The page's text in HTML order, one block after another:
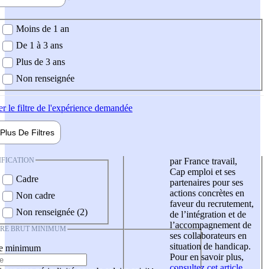
demandée
Moins de 1 an
De 1 à 3 ans
Plus de 3 ans
Non renseignée
le filtre de l'expérience demandée
Plus De Filtres
Cadre
Non cadre
Non renseignée (2)
BRUT MINIMUM
minimum
par France travail,
Cap emploi et ses
partenaires pour ses
actions concrètes en
faveur du recrutement,
de l’intégration et de
l’accompagnement de
ses collaborateurs en
situation de handicap.
Pour en savoir plus,